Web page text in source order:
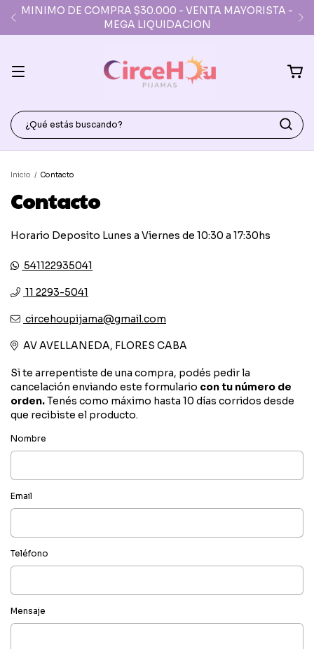
MINIMO DE COMPRA $30.000 - VENTA MAYORISTA -
MEGA LIQUIDACION
Inicio / Contacto
Contacto
Horario Deposito Lunes a Viernes de 10:30 a 17:30hs
541122935041
11 2293-5041
circehoupijama@gmail.com
AV AVELLANEDA, FLORES CABA
Si te arrepentiste de una compra, podés pedir la
cancelación enviando este formulario con tu número de
orden.Tenés como máximo hasta 10 días corridos desde
que recibiste el producto.
Nombre
Email
Teléfono
Mensaje